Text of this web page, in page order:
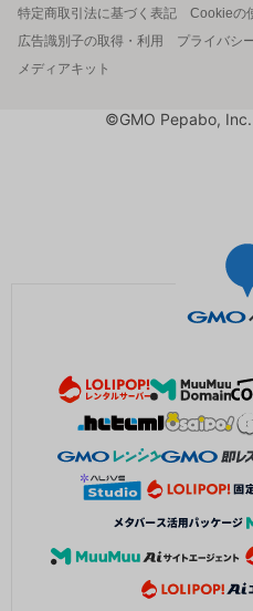
特定商取引法に基づく表記
Cookieの
広告識別子の取得・利用
プライバシ
メディアキット
©GMO Pepabo,